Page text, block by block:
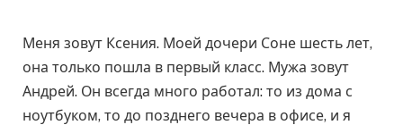
Меня зовут Ксения. Моей дочери Соне шесть лет,
она только пошла в первый класс. Мужа зовут
Андрей. Он всегда много работал: то из дома с
ноутбуком, то до позднего вечера в офисе, и я